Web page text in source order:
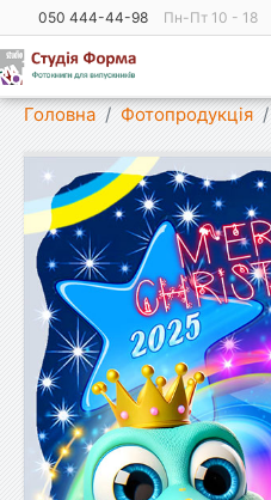
050 444-44-98 Пн-Пт 10 - 18
Показати меню
Головна Фотопродукція